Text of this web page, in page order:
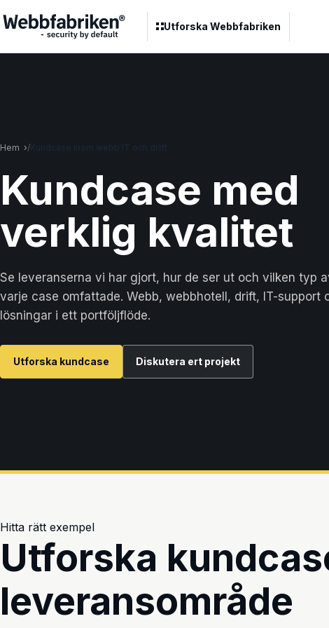
Utforska Webbfabriken
Hem Kundcase inom webb IT och drift
Kundcase med
verklig kvalitet
Se leveranserna vi har gjort, hur de ser ut och vilken typ
varje case omfattade. Webb, webbhotell, drift, IT-support
lösningar i ett portföljflöde.
Utforska kundcase Diskutera ert projekt
Hitta rätt exempel
Utforska
leveransområde